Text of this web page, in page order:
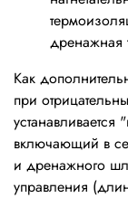
дренажная
Как
при
устанавливается
включающий в
и дренажного
управления